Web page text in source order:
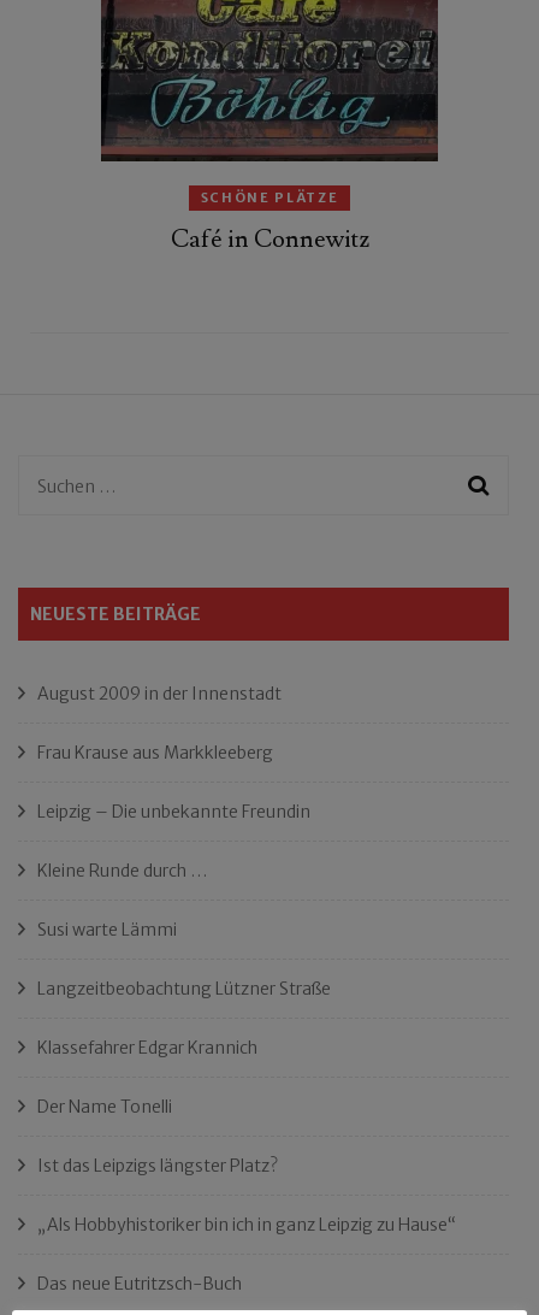
SCHÖNE PLÄTZE
Café in Connewitz
Suchen
NEUESTE BEITRÄGE
August 2009 in der Innenstadt
Frau Krause aus Markkleeberg
Leipzig – Die unbekannte Freundin
Kleine Runde durch …
Susi warte Lämmi
Langzeitbeobachtung Lützner Straße
Klassefahrer Edgar Krannich
Der Name Tonelli
Ist das Leipzigs längster Platz?
„Als Hobbyhistoriker bin ich in ganz Leipzig zu Hause“
Das neue Eutritzsch-Buch